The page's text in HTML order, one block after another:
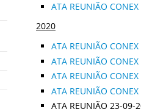
ATA REUNIÃO
2020
ATA REUNIÃO
ATA REUNIÃO
ATA REUNIÃO
ATA REUNIÃO
ATA REUNIÃO 23-